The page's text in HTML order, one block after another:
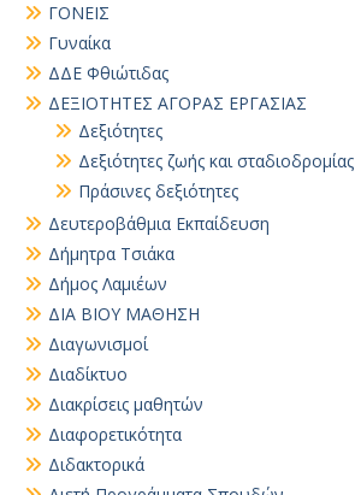
ΓΟΝΕΙΣ
Γυναίκα
ΔΔΕ Φθιώτιδας
ΔΕΞΙΟΤΗΤΕΣ ΑΓΟΡΑΣ ΕΡΓΑΣΙΑΣ
Δεξιότητες
Δεξιότητες ζωής και σταδιοδρομίας
Πράσινες δεξιότητες
Δευτεροβάθμια Εκπαίδευση
Δήμητρα Τσιάκα
Δήμος Λαμιέων
ΔΙΑ ΒΙΟΥ ΜΑΘΗΣΗ
Διαγωνισμοί
Διαδίκτυο
Διακρίσεις μαθητών
Διαφορετικότητα
Διδακτορικά